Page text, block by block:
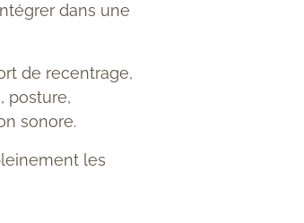
dans une
de recentrage,
posture,
sonore.
les